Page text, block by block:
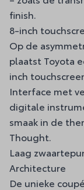
finish.
8-inch
Op de
plaatst Toyota
inch
Interface met
digitale
smaak in de
Thought.
Laag
Architecture
De unieke